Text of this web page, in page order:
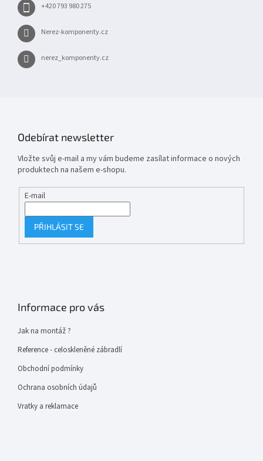
+420 793 980 275
Nerez-komponenty.cz
nerez_komponenty.cz
Odebírat newsletter
Vložte svůj e-mail a my vám budeme zasílat informace o nových
produktech na našem e-shopu.
E-mail
PŘIHLÁSIT SE
Informace pro vás
Jak na montáž ?
Reference - celoskleněné zábradlí
Obchodní podmínky
Ochrana osobních údajů
Vratky a reklamace